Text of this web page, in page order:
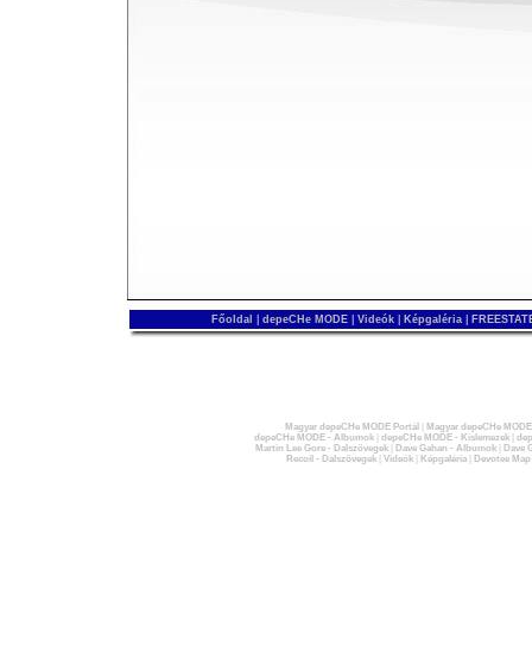
Főoldal depeCHe MODE Videók Képgaléria
Magyar depeCHe MODE Portál
Magyar depeCHe
depeCHe MODE - Albumok| depeCHe MODE - Kislemezek|
Martin Lee Gore - Dalszövegek| Dave Gahan - Albumok|
Dave
Recoil - Dalszövegek| Videók| Képgaléria| Devotee Map